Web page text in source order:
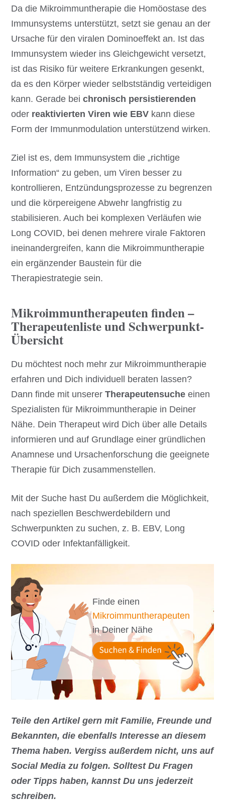
Da die Mikroimmuntherapie die Homöostase des
Immunsystems unterstützt, setzt sie genau an der
Ursache für den viralen Dominoeffekt an. Ist das
Immunsystem wieder ins Gleichgewicht versetzt,
ist das Risiko für weitere Erkrankungen gesenkt,
da es den Körper wieder selbstständig verteidigen
kann. Gerade beichronisch persistierenden
oder reaktivierten Viren wie EBV kann diese
Form der Immunmodulation unterstützend wirken.
Ziel ist es, dem Immunsystem die „richtige
Information“ zu geben, um Viren besser zu
kontrollieren, Entzündungsprozesse zu begrenzen
und die körpereigene Abwehr langfristig zu
stabilisieren. Auch bei komplexen Verläufen wie
Long COVID, bei denen mehrere virale Faktoren
ineinandergreifen, kann die Mikroimmuntherapie
ein ergänzender Baustein für die
Therapiestrategie sein.
Mikroimmuntherapeuten finden –
Therapeutenliste und Schwerpunkt-
Übersicht
Du möchtest noch mehr zur Mikroimmuntherapie
erfahren und Dich individuell beraten lassen?
Dann finde mit unsererTherapeutensuche einen
Spezialisten für Mikroimmuntherapie in Deiner
Nähe. Dein Therapeut wird Dich über alle Details
informieren und auf Grundlage einer gründlichen
Anamnese und Ursachenforschung die geeignete
Therapie für Dich zusammenstellen.
Mit der Suche hast Du außerdem die Möglichkeit,
nach speziellen Beschwerdebildern und
Schwerpunkten zu suchen, z. B. EBV, Long
COVID oder Infektanfälligkeit.
Finde einen
Mikroimmuntherapeuten
in Deiner Nähe
Teile den Artikel gern mit Familie, Freunde und
Bekannten, die ebenfalls Interesse an diesem
Thema haben. Vergiss außerdem nicht, uns auf
Social Media zu folgen. Solltest Du Fragen
oder Tipps haben, kannst Du uns jederzeit
schreiben.